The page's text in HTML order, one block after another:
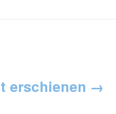
erschienen